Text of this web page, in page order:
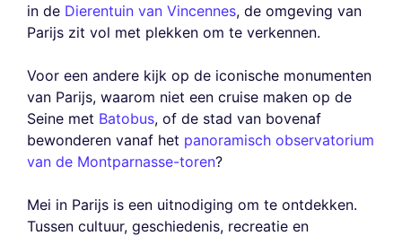
in de Dierentuin van Vincennes, de omgeving van
Parijs zit vol met plekken om te verkennen.
Voor een andere kijk op de iconische monumenten
van Parijs, waarom niet een cruise maken op de
Seine met Batobus, of de stad van bovenaf
bewonderen vanaf het panoramisch observatorium
van de Montparnasse-toren?
Mei in Parijs is een uitnodiging om te ontdekken.
Tussen cultuur, geschiedenis, recreatie en